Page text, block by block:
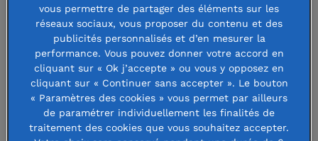
En 2020, avec la succession des
crises sanitaire, sociale et
économique, les violences faites aux
femmes ont connu une croissance
vous permettre de partager des éléments sur les
réseaux sociaux, vous proposer du contenu et des
publicités personnalisés et d’en mesurer la
performance. Vous pouvez donner votre accord en
cliquant sur « Ok j’accepte » ou vous y opposez en
cliquant sur « Continuer sans accepter ». Le bouton
« Paramètres des cookies » vous permet par ailleurs
de paramétrer individuellement les finalités de
traitement des cookies que vous souhaitez accepter.